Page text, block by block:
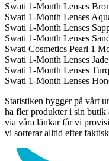
Swati 1-Month Lenses
Swati 1-Month Lenses
Swati 1-Month Lenses
Swati 1-Month Lenses
Swati Cosmetics Pearl 1
Swati 1-Month Lenses
Swati 1-Month Lenses
Swati 1-Month Lenses
Statistiken bygger på vårt
ha fler produkter i sin
via våra länkar får vi
vi sorterar alltid efter